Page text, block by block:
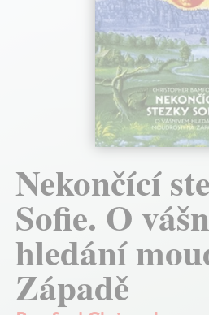
Nekončící
Sofie. O
hledání
Západě